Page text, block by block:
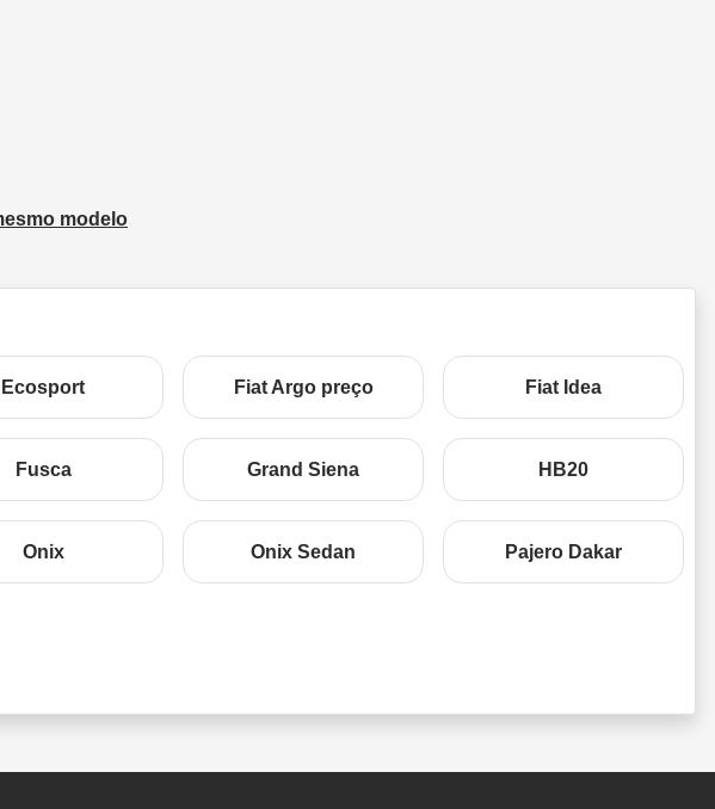
modelo
Ecosport Fiat Argo preço Fiat Idea
Fusca Grand Siena HB20
Onix Onix Sedan Pajero Dakar